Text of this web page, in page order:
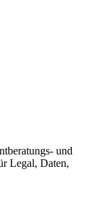
und
Legal, Daten,